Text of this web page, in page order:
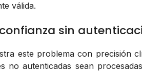
válida.
sin
este problema con precisión
no autenticadas sean